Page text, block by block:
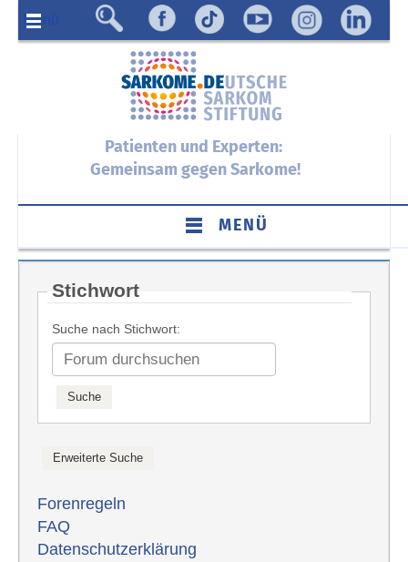
Menü
Patienten und Experten:
Gemeinsam gegen Sarkome!
MENÜ
Stichwort
Suche nach Stichwort:
Forenregeln
FAQ
Datenschutzerklärung